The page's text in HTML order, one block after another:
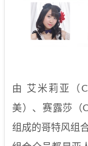
由 艾米莉亚（
美）、赛露莎（
组成的哥特风组合